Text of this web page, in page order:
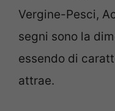
Vergine-Pesci,
segni sono la
essendo di
attrae.